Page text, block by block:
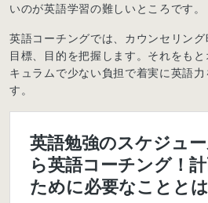
いのが英語学習の難しいところです。
英語コーチングでは、カウンセリン
目標、目的を把握します。それをも
キュラムで少ない負担で着実に英語
す。